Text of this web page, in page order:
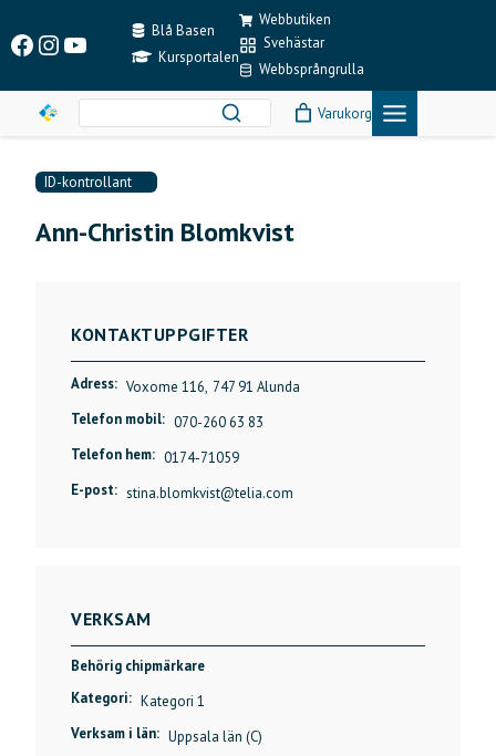
content
Facebook
Instagram
YouTubeBlå Basen
Kursportalen
Webbutiken
Svehästar
Webbsprångrulla
Varukorg
ID-kontrollant
Ann-Christin Blomkvist
KONTAKTUPPGIFTER
Adress: Voxome 116, 747 91 Alunda
Telefon mobil: 070-260 63 83
Telefon hem: 0174-71059
E-post: stina.blomkvist@telia.com
VERKSAM
Behörig chipmärkare
Kategori: Kategori 1
Verksam i län: Uppsala län (C)